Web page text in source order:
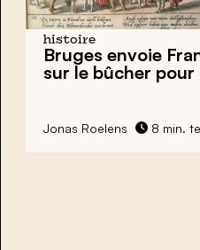
histoire
Bruges envoie
sur le bûcher
Jonas Roelens 8 min.